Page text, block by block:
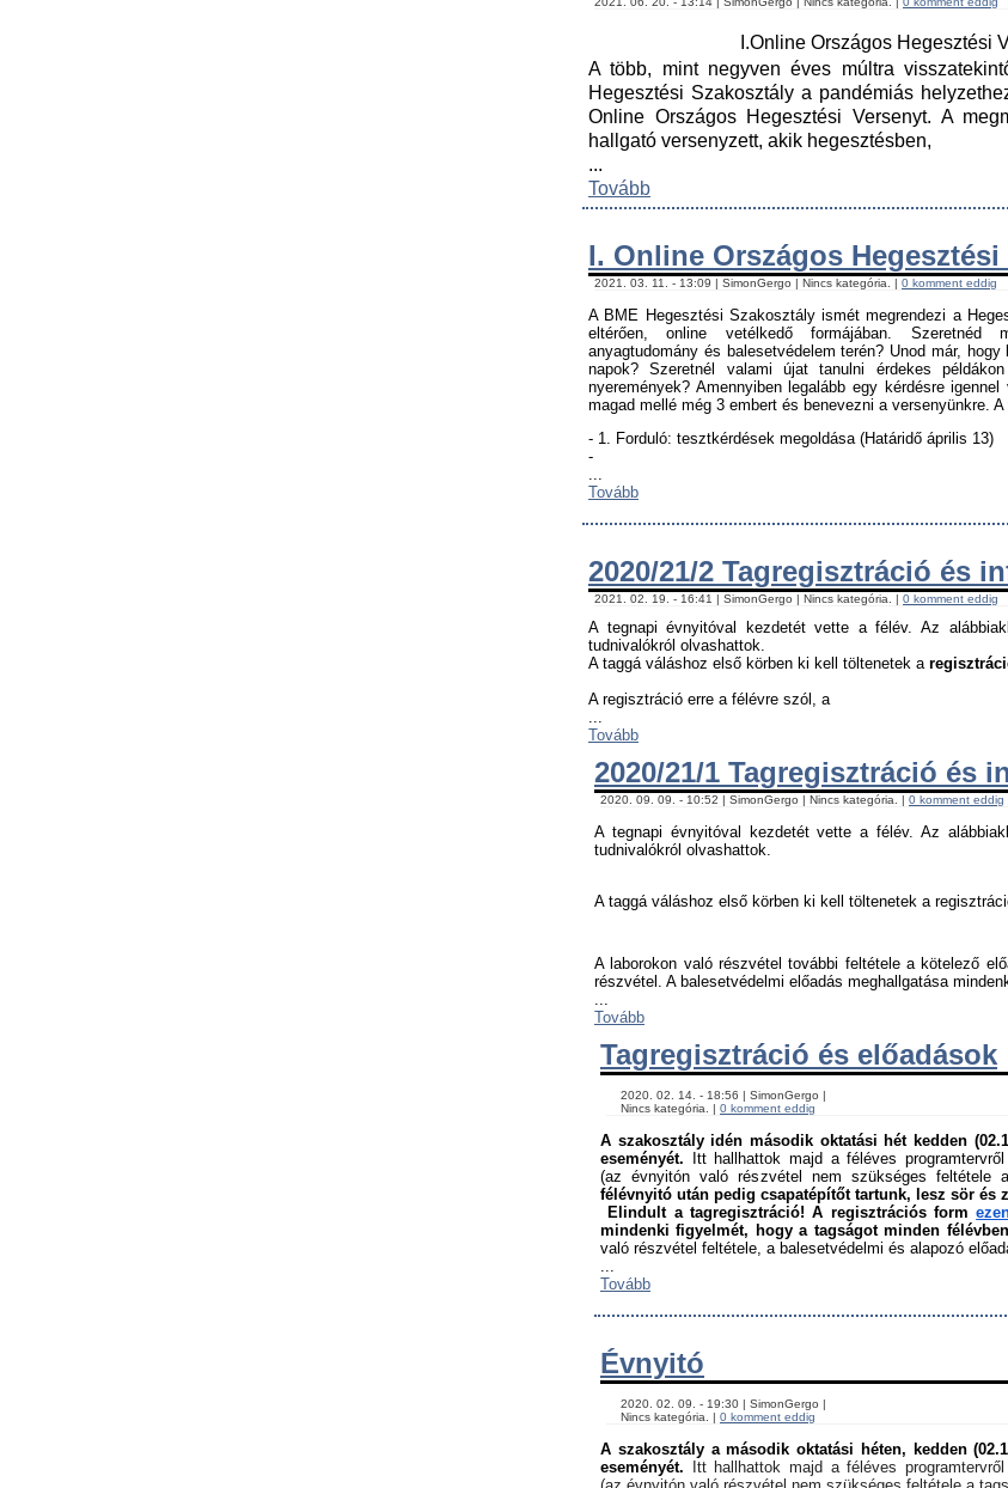
I.Online Országos Hegesztési
A több, mint negyven éves múltra
Hegesztési Szakosztály a pandémiás
Online Országos Hegesztési Versenyt. A
hallgató versenyzett, akik hegesztésben,
...
Tovább
I. Online Országos Hegesztési
2021. 03. 11. - 13:09 | SimonGergo | Nincs kategória. | 0 komment eddig
A BME Hegesztési Szakosztály ismét megrendezi a
eltérően, online vetélkedő formájában. Szeretnéd
anyagtudomány és balesetvédelem terén? Unod már,
napok? Szeretnél valami újat tanulni érdekes
nyeremények? Amennyiben legalább egy kérdésre
magad mellé még 3 embert és benevezni a versenyünkre. A
- 1. Forduló: tesztkérdések megoldása (Határidő április 13)
-
...
Tovább
2020/21/2 Tagregisztráció és
2021. 02. 19. - 16:41 | SimonGergo | Nincs kategória. | 0 komment eddig
A tegnapi évnyitóval kezdetét vette a félév. Az
tudnivalókról olvashattok.
A taggá váláshoz első körben ki kell töltenetek a
A regisztráció erre a félévre szól, a
...
Tovább
2020/21/1 Tagregisztráció és
2020. 09. 09. - 10:52 | SimonGergo | Nincs kategória. | 0 komment eddig
A tegnapi évnyitóval kezdetét vette a félév. Az
tudnivalókról olvashattok.
A taggá váláshoz első körben ki kell töltenetek a
A laborokon való részvétel további feltétele a kötelező
részvétel. A balesetvédelmi előadás meghallgatása
Tovább
Tagregisztráció és előadások
    Nincs kategória. |
0 komment eddig
A szakosztály idén második oktatási hét kedden
eseményét. Itt hallhattok majd a féléves
(az évnyitón való részvétel nem szükséges feltétele
félévnyitó után pedig csapatépítőt tartunk, lesz sör és
Elindult a tagregisztráció! A regisztrációs form
mindenki figyelmét, hogy a tagságot minden
való részvétel feltétele, a balesetvédelmi és alapozó
Tovább
Évnyitó
    Nincs kategória. |
0 komment eddig
A szakosztály a második oktatási héten, kedden
eseményét. Itt hallhattok majd a féléves
(az évnyitón való részvétel nem szükséges feltétele a